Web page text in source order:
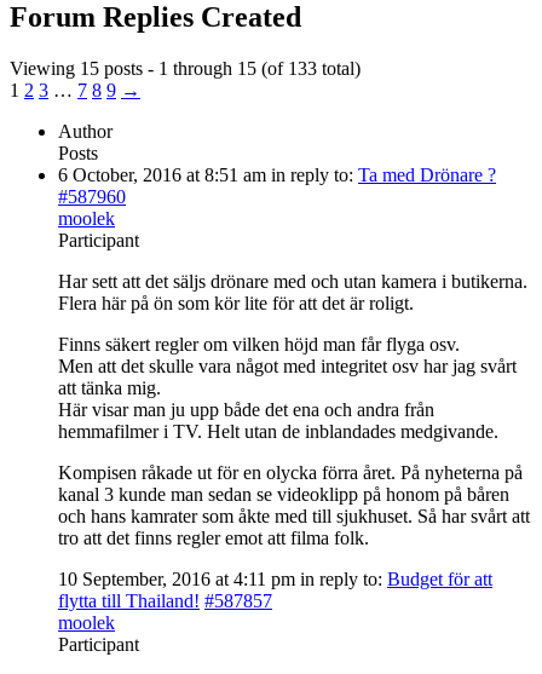
Forum Replies Created
Viewing 15 posts - 1 through 15 (of 133 total)
1 2 3 … 7 8 9 →
Author
Posts
6 October, 2016 at 8:51 am in reply to: Ta med Drönare ?
#587960
moolek
Participant
Har sett att det säljs drönare med och utan kamera i butikerna.
Flera här på ön som kör lite för att det är roligt.
Finns säkert regler om vilken höjd man får flyga osv.
Men att det skulle vara något med integritet osv har jag svårt
att tänka mig.
Här visar man ju upp både det ena och andra från
hemmafilmer i TV. Helt utan de inblandades medgivande.
Kompisen råkade ut för en olycka förra året. På nyheterna på
kanal 3 kunde man sedan se videoklipp på honom på båren
och hans kamrater som åkte med till sjukhuset. Så har svårt att
tro att det finns regler emot att filma folk.
10 September, 2016 at 4:11 pm in reply to: Budget för att
flytta till Thailand! #587857
moolek
Participant